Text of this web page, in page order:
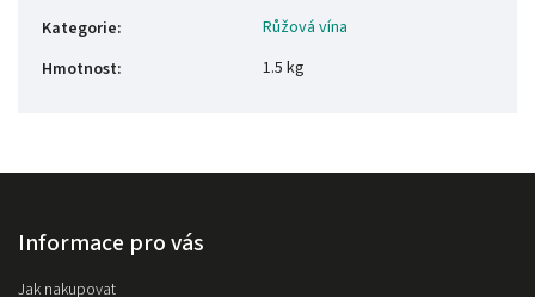
Kategorie:
Růžová vína
Hmotnost: 1.5 kg
Informace pro vás
Jak nakupovat